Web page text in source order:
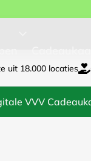
uit 18.000 locaties
VVV